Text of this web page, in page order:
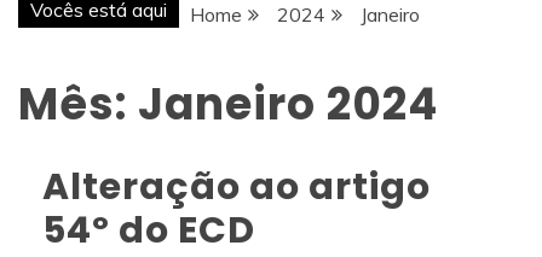
Vocês está aqui Home 2024 Janeiro
Mês: Janeiro 2024
Alteração ao artigo
54º do ECD